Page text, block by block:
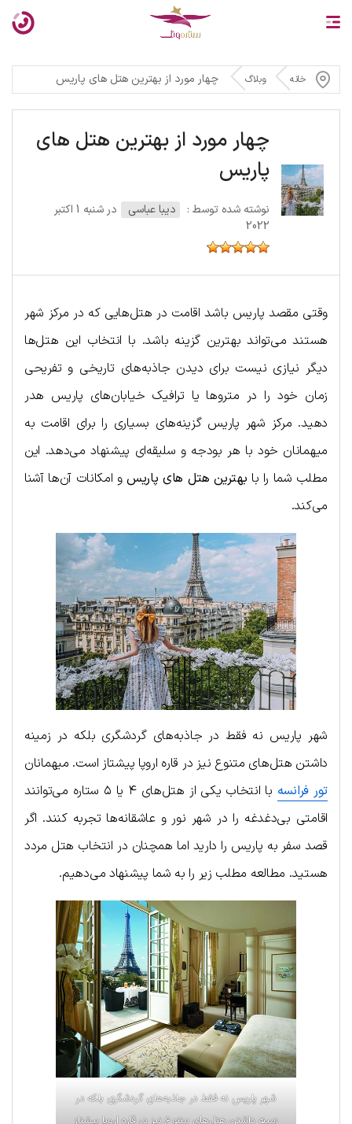
خانه وبلاگ چهار مورد از بهترین هتل‌ های پاریس
چهار مورد از بهترین هتل‌ های
پاریس
نوشته شده توسط : دیبا عباسی
در شنبه 1 اکتبر
2022
وقتی مقصد پاریس باشد اقامت در هتل‌هایی که در مرکز شهر
هستند می‌تواند بهترین گزینه باشد. با انتخاب این هتل‌ها
دیگر نیازی نیست برای دیدن جاذبه‌های تاریخی و تفریحی
زمان خود را در متروها یا ترافیک خیابان‌های پاریس هدر
دهید. مرکز شهر پاریس گزینه‌های بسیاری را برای اقامت به
میهمانان خود با هر بودجه و سلیقه‌ای پیشنهاد می‌دهد. این
مطلب شما را با بهترین هتل های پاریس
و امکانات آن‌‎ها آشنا
می‌کند.
شهر پاریس نه فقط در جاذبه‌های گردشگری بلکه در زمینه
داشتن هتل‌های متنوع نیز در قاره اروپا پیشتاز است. میهمانان
تور فرانسه
با انتخاب یکی از هتل‌های ۴ یا ۵ ستاره می‌توانند
اقامتی بی‌دغدغه را در شهر نور و عاشقانه‌ها تجربه کنند. اگر
قصد سفر به پاریس را دارید اما همچنان در انتخاب هتل مردد
هستید. مطالعه مطلب زیر را به شما پیشنهاد می‌دهیم.
شهر پاریس نه فقط در جاذبه‌های گردشگری بلکه در
زمینه داشتن هتل‌های متنوع نیز در قاره اروپا پیشتاز